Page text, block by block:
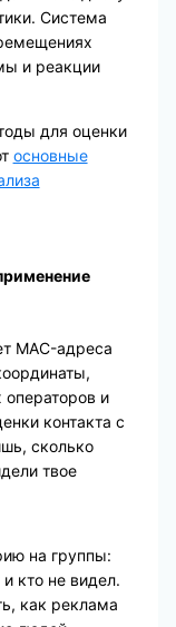
Система
и реакции
для оценки
основные
MAC-адреса
и
контакта с
сколько
твое
на группы:
кто не видел.
как реклама